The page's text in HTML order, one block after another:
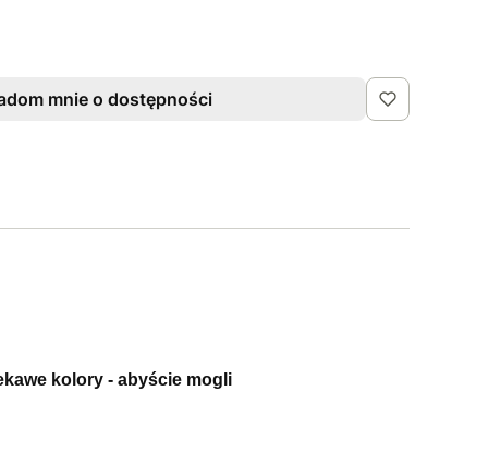
mnie o dostępności
kolory - abyście mogli